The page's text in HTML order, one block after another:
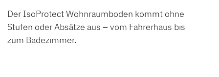
Der IsoProtect Wohnraumboden kommt ohne
Stufen oder Absätze aus – vom Fahrerhaus bis
zum Badezimmer.